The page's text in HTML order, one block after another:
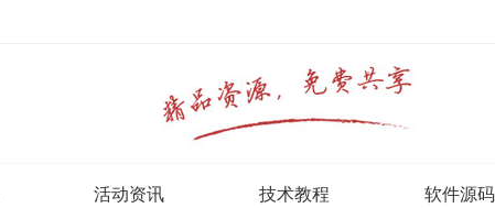
活动资讯 技术教程 软件源码